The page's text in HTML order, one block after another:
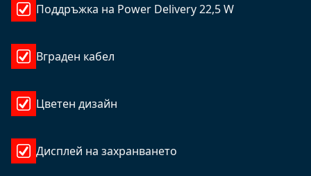
Поддръжка на Power Delivery 22,5 W
Вграден кабел
Цветен дизайн
Дисплей на захранването